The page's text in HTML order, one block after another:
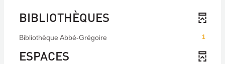
BIBLIOTHÈQUES
1
Bibliothèque Abbé-Grégoire
ESPACES